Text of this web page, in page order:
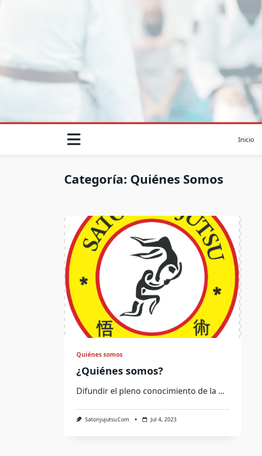
Inicio
Categoría: Quiénes Somos
Quiénes somos
¿Quiénes somos?
Difundir el pleno conocimiento de la ...
Satorijujutsu.com Jul 4, 2023